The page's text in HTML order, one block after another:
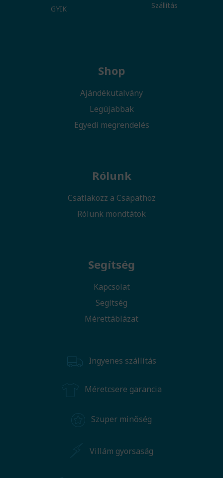
GYIK Szállítás
Shop
Ajándékutalvány
Legújabbak
Egyedi megrendelés
Rólunk
Csatlakozz a Csapathoz
Rólunk mondtátok
Segítség
Kapcsolat
Segítség
Mérettáblázat
Ingyenes szállítás
Méretcsere garancia
Szuper minőség
Villám gyorsaság